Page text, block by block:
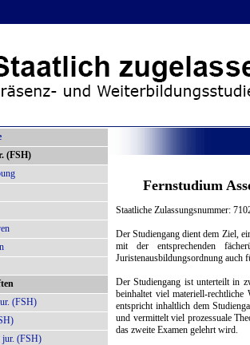
(FSH)
(FSH)
jur. (FSH)
Fernstudium
Staatliche Zulassungsnummer:
Der Studiengang dient dem Ziel,
mit der entsprechenden
Juristenausbildungsordnung auch
Der Studiengang ist unterteilt in
beinhaltet viel materiell-
entspricht inhaltlich dem
und vermittelt viel prozessuale
das zweite Examen gelehrt wird.